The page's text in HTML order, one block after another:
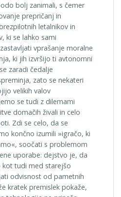
bolj zanimali, s čemer
prepričanj in
letalnikov in
ki se lahko sami
vprašanje moralne
ki jih izvršijo ti avtonomni
zaradi čedalje
zato se nekateri
velikih valov
se tudi z dilemami
domačih živali in celo
Zdi se celo, da se
končno izumili »igračo, ki
soočati s problemom
uporabe: dejstvo je, da
tudi med starejšo
odvisnost od pametnih
kratek premislek pokaže,